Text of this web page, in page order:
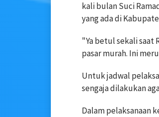
kali bulan Suci
yang ada di
"Ya betul sekali saat
pasar murah. Ini
Untuk jadwal
sengaja dilakukan
Dalam pelaksanaan